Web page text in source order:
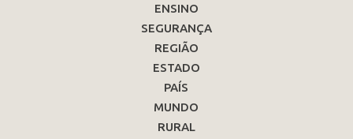
ENSINO
SEGURANÇA
REGIÃO
ESTADO
PAÍS
MUNDO
RURAL